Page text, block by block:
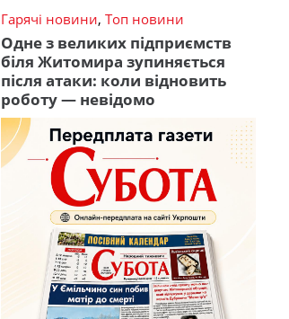
Гарячі новини, Топ новини
Одне з великих підприємств
біля Житомира зупиняється
після атаки: коли відновить
роботу — невідомо